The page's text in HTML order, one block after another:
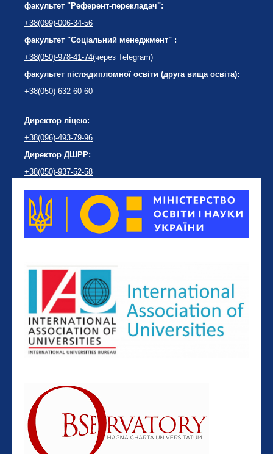
факультет "Референт-перекладач":
+38(099)-006-34-56
факультет "Соціальний менеджмент" :
+38(050)-978-41-74(через Telegram)
факультет післядипломної освіти (друга вища освіта):
+38(050)-632-60-60
Директор ліцею:
+38(096)-493-79-96
Директор ДШРР:
+38(050)-937-52-58